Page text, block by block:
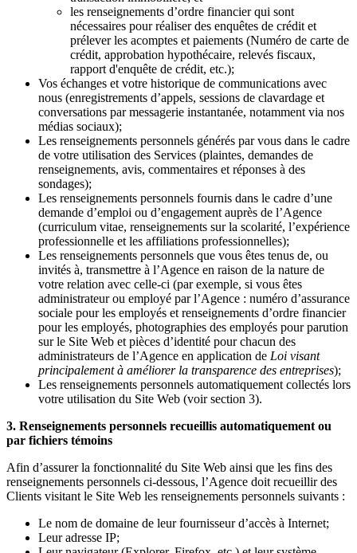
les renseignements d’ordre financier qui sont
nécessaires pour réaliser des enquêtes de crédit et
prélever les acomptes et paiements (Numéro de carte de
crédit, approbation hypothécaire, relevés fiscaux,
rapport d'enquête de crédit, etc.);
Vos échanges et votre historique de communications avec
nous (enregistrements d’appels, sessions de clavardage et
conversations par messagerie instantanée, notamment via nos
médias sociaux);
Les renseignements personnels générés par vous dans le cadre
de votre utilisation des Services (plaintes, demandes de
renseignements, avis, commentaires et réponses à des
sondages);
Les renseignements personnels fournis dans le cadre d’une
demande d’emploi ou d’engagement auprès de l’Agence
(curriculum vitae, renseignements sur la scolarité, l’expérience
professionnelle et les affiliations professionnelles);
Les renseignements personnels que vous êtes tenus de, ou
invités à, transmettre à l’Agence en raison de la nature de
votre relation avec celle-ci (par exemple, si vous êtes
administrateur ou employé par l’Agence : numéro d’assurance
sociale pour les employés et renseignements d’ordre financier
pour les employés, photographies des employés pour parution
sur le Site Web et pièces d’identité pour chacun des
administrateurs de l’Agence en application de Loi visant
principalement à améliorer la transparence des entreprises);
Les renseignements personnels automatiquement collectés lors
votre utilisation du Site Web (voir section 3).
3. Renseignements personnels recueillis automatiquement ou
par fichiers témoins
Afin d’assurer la fonctionnalité du Site Web ainsi que les fins des
renseignements personnels ci-dessous, l’Agence doit recueillir des
Clients visitant le Site Web les renseignements personnels suivants :
Le nom de domaine de leur fournisseur d’accès à Internet;
Leur adresse IP;